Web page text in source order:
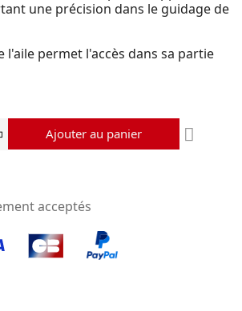
une précision dans le guidage de
l'aile permet l'accès dans sa partie
Ajouter au panier
acceptés